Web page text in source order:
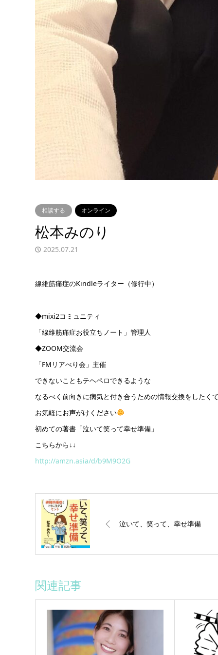
相談する オンライン
松本みのり
2025.07.21
線維筋痛症のKindleライター（修行中）
◆mixi2コミュニティ
「線維筋痛症お役立ちノート」管理人
◆ZOOM交流会
「FMリアべり会」主催
できないこともテヘペロできるような
なるべく前向きに病気と付き合うための情報交換をしたく
お気軽にお声がけください
初めての著書「泣いて笑って幸せ準備」
こちらから↓↓
http://amzn.asia/d/b9M9O2G
泣いて、笑って、幸せ準備
関連記事